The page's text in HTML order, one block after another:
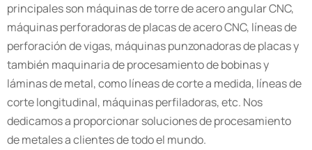
principales son máquinas de torre de acero angular CNC,
máquinas perforadoras de placas de acero CNC, líneas de
perforación de vigas, máquinas punzonadoras de placas y
también maquinaria de procesamiento de bobinas y
láminas de metal, como líneas de corte a medida, líneas de
corte longitudinal, máquinas perfiladoras, etc. Nos
dedicamos a proporcionar soluciones de procesamiento
de metales a clientes de todo el mundo.